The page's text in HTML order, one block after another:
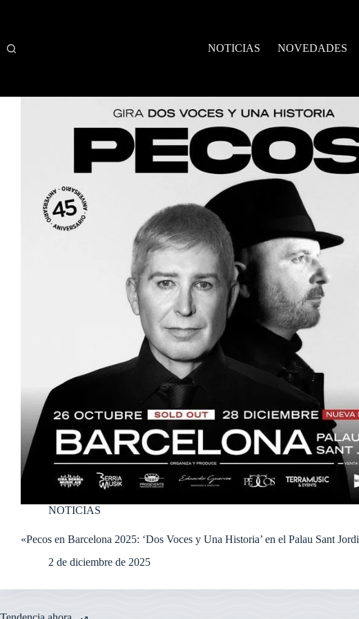
NOTICIAS
NOVEDADES
NOTICIAS
«Pecos en Barcelona 2025: ‘Dos Voces y Una Historia’ en el Palau Sant Jordi
2 de diciembre de 2025